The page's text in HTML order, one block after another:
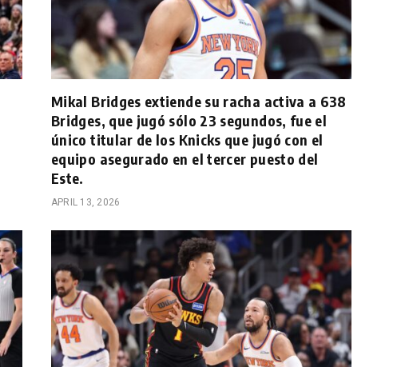
Mikal Bridges extiende su racha activa a 638
Bridges, que jugó sólo 23 segundos, fue el
único titular de los Knicks que jugó con el
equipo asegurado en el tercer puesto del
Este.
APRIL 13, 2026